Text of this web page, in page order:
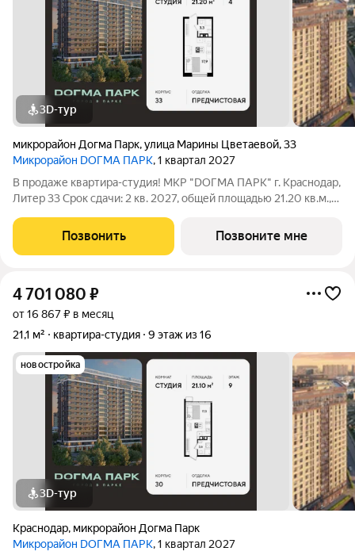
3D-тур
микрорайон Догма Парк,улица Марины Цветаевой,33
Микрорайон DОГМА ПАРК, 1 квартал 2027
В продаже квартира-студия! МКР "DОГМА ПАРК" г. Краснодар,
Литер 33 Срок сдачи: 2 кв. 2027, общей площадью 21.20 кв.м.,
сочетающий в себе стильную архитектуру современного
города, и настоящий зеленый
Позвонить Позвоните мне
4 701 080 ₽
от 16 867 ₽ в месяц
21,1 м²
квартира-студия 9 этаж из 16
новостройка
3D-тур
Краснодар, микрорайон Догма Парк
Микрорайон DОГМА ПАРК, 1 квартал 2027